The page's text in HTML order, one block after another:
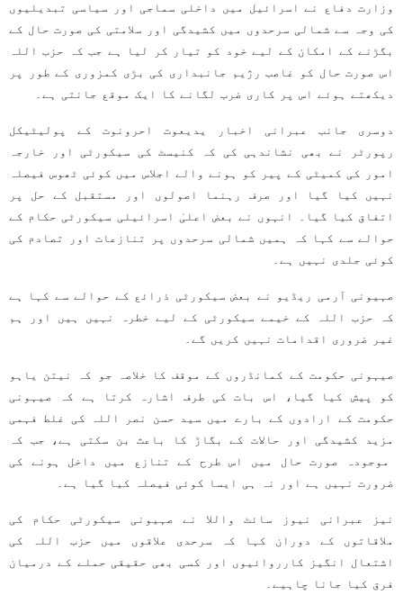
وزارت دفاع نے اسرائیل میں داخلی سماجی اور سیاسی تبدیلیوں
کی وجہ سے شمالی سرحدوں میں کشیدگی اور سلامتی کی صورت حال کے
بگڑنے کے امکان کے لیے خود کو تیار کر لیا ہے جب کہ حزب اللہ
اس صورت حال کو غاصب رژیم جانبداری کی بڑی کمزوری کے طور پر
دیکھتے ہوئے اس پر کاری ضرب لگانے کا ایک موقع جانتی ہے۔
دوسری جانب عبرانی اخبار یدیعوت احرونوت کے پولیٹیکل
رپورٹر نے بھی نشاندہی کی کہ کنیسٹ کی سیکورٹی اور خارجہ
امور کی کمیٹی کے پیر کو ہونے والے اجلاس میں کوئی ٹھوس فیصلہ
نہیں کیا گیا اور صرف رہنما اصولوں اور مستقبل کے حل پر
اتفاق کیا گیا۔ انہوں نے بعض اعلیٰ اسرائیلی سیکورٹی حکام کے
حوالے سے کہا کہ ہمیں شمالی سرحدوں پر تنازعات اور تصادم کی
کوئی جلدی نہیں ہے۔
صہیونی آرمی ریڈیو نے بعض سیکورٹی ذرائع کے حوالے سے کہا ہے
کہ حزب اللہ کے خیمے سیکورٹی کے لیے خطرہ نہیں ہیں اور ہم
غیر ضروری اقدامات نہیں کریں گے۔
صیہونی حکومت کے کمانڈروں کے موقف کا خلاصہ جو کہ نیتن یاہو
کو پیش کیا گیا، اس بات کی طرف اشارہ کرتا ہے کہ صیہونی
حکومت کے ارادوں کے بارے میں سید حسن نصر اللہ کی غلط فہمی
مزید کشیدگی اور حالات کے بگاڑ کا باعث بن سکتی ہے، جب کہ
موجودہ صورت حال میں اس طرح کے تنازع میں داخل ہونے کی
ضرورت نہیں ہے اور نہ ہی ایسا کوئی فیصلہ کیا گیا ہے۔
نیز عبرانی نیوز سائٹ واللا نے صہیونی سیکورٹی حکام کی
ملاقاتوں کے دوران کہا کہ سرحدی علاقوں میں حزب اللہ کی
اشتعال انگیز کارروائیوں اور کسی بھی حقیقی حملے کے درمیان
فرق کیا جانا چاہیے۔